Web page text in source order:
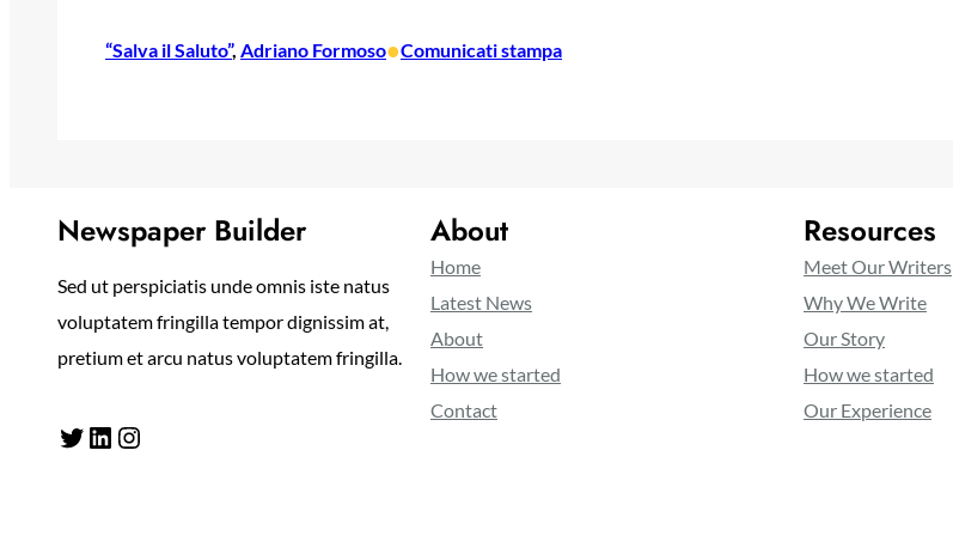
“Salva il Saluto”, Adriano Formoso•Comunicati stampa
Newspaper Builder
Sed ut perspiciatis unde omnis iste natus
voluptatem fringilla tempor dignissim at,
pretium et arcu natus voluptatem fringilla.
Twitter LinkedIn Instagram
About
Home
Latest News
About
How we started
Contact
Resources
Meet Our Writers
Why We Write
Our Story
How we started
Our Experience